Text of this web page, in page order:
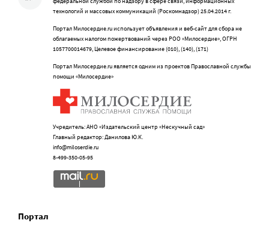
технологий и массовых коммуникаций (Роскомнадзор) 25.04.2014 г.
Портал Милосердие.ru использует объявления и веб-сайт для сбора не
облагаемых налогом пожертвований через РОО «Милосердие», ОГРН
1057700014679, Целевое финансирование (010), (140), (171)
Портал Милосердие.ru является одним из проектов Православной службы
помощи «Милосердие»
Учредитель: АНО «Издательский центр «Нескучный сад»
Главный редактор: Данилова Ю.К.
info@miloserdie.ru
8-499-350-05-95
Портал